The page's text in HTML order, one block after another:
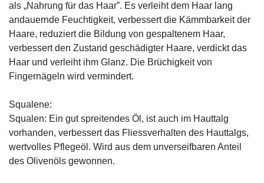
als „Nahrung für das Haar”. Es verleiht dem Haar lang
andauernde Feuchtigkeit, verbessert die Kämmbarkeit der
Haare, reduziert die Bildung von gespaltenem Haar,
verbessert den Zustand geschädigter Haare, verdickt das
Haar und verleiht ihm Glanz. Die Brüchigkeit von
Fingernägeln wird vermindert.
Squalene:
Squalen: Ein gut spreitendes Öl, ist auch im Hauttalg
vorhanden, verbessert das Fliessverhalten des Hauttalgs,
wertvolles Pflegeöl. Wird aus dem unverseifbaren Anteil
des Olivenöls gewonnen.